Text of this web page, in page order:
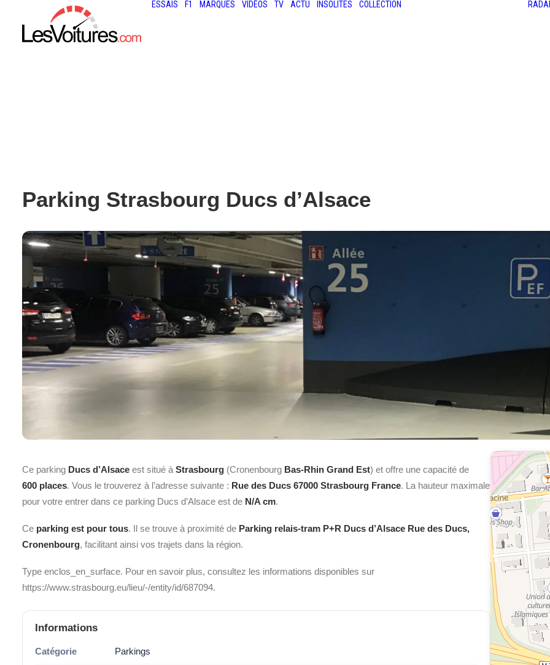
ESSAIS F1 MARQUES VIDÉOS TV ACTU INSOLITES COLLECTION
Parking Strasbourg Ducs d’Alsace
Ce parking Ducs d’Alsace est situé à Strasbourg (Cronenbourg Bas-Rhin Grand Est) et offre une capacité de
600 places. Vous le trouverez à l’adresse suivante : Rue des Ducs 67000 Strasbourg France. La hauteur maximale
pour votre entrer dans ce parking Ducs d’Alsace est de N/A cm.
Ce parking est pour tous. Il se trouve à proximité de Parking relais-tram P+R Ducs d’Alsace Rue des Ducs,
Cronenbourg, facilitant ainsi vos trajets dans la région.
Type enclos_en_surface. Pour en savoir plus, consultez les informations disponibles sur
https://www.strasbourg.eu/lieu/-/entity/id/687094.
Informations
Catégorie Parkings